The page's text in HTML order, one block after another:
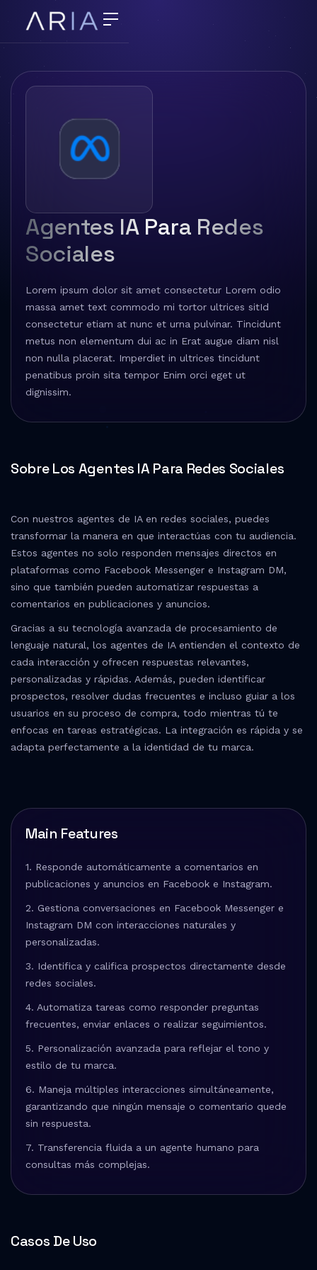
Agentes IA Para Redes
Sociales
Lorem ipsum dolor sit amet consectetur Lorem odio
massa amet text commodo mi tortor ultrices sitId
consectetur etiam at nunc et urna pulvinar. Tincidunt
metus non elementum dui ac in Erat augue diam nisl
non nulla placerat. Imperdiet in ultrices tincidunt
penatibus proin sita tempor Enim orci eget ut
dignissim.
Sobre Los Agentes IA Para Redes Sociales
Con nuestros agentes de IA en redes sociales, puedes
transformar la manera en que interactúas con tu audiencia.
Estos agentes no solo responden mensajes directos en
plataformas como Facebook Messenger e Instagram DM,
sino que también pueden automatizar respuestas a
comentarios en publicaciones y anuncios.
Gracias a su tecnología avanzada de procesamiento de
lenguaje natural, los agentes de IA entienden el contexto de
cada interacción y ofrecen respuestas relevantes,
personalizadas y rápidas. Además, pueden identificar
prospectos, resolver dudas frecuentes e incluso guiar a los
usuarios en su proceso de compra, todo mientras tú te
enfocas en tareas estratégicas. La integración es rápida y se
adapta perfectamente a la identidad de tu marca.
Main Features
1. Responde automáticamente a comentarios en
publicaciones y anuncios en Facebook e Instagram.
2. Gestiona conversaciones en Facebook Messenger e
Instagram DM con interacciones naturales y
personalizadas.
3. Identifica y califica prospectos directamente desde
redes sociales.
4. Automatiza tareas como responder preguntas
frecuentes, enviar enlaces o realizar seguimientos.
5. Personalización avanzada para reflejar el tono y
estilo de tu marca.
6. Maneja múltiples interacciones simultáneamente,
garantizando que ningún mensaje o comentario quede
sin respuesta.
7. Transferencia fluida a un agente humano para
consultas más complejas.
Casos De Uso